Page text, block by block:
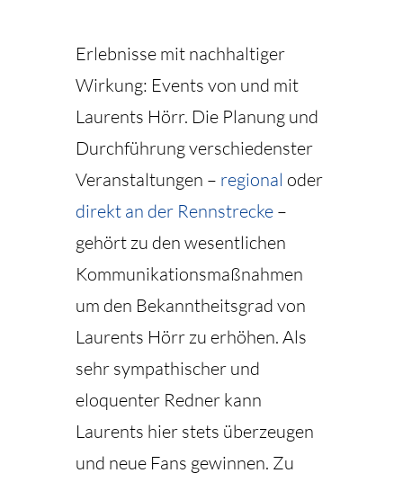
Erlebnisse mit nachhaltiger
Wirkung: Events von und mit
Laurents Hörr. Die Planung und
Durchführung verschiedenster
Veranstaltungen – regional oder
direkt an der Rennstrecke–
gehört zu den wesentlichen
Kommunikationsmaßnahmen
um den Bekanntheitsgrad von
Laurents Hörr zu erhöhen. Als
sehr sympathischer und
eloquenter Redner kann
Laurents hier stets überzeugen
und neue Fans gewinnen. Zu